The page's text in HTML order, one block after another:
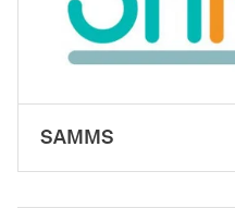
SAMMS